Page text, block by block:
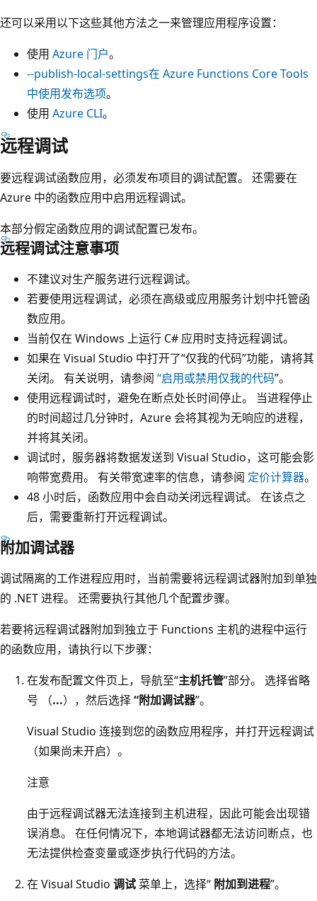
还可以采用以下这些其他方法之一来管理应用程序设置：
使用 Azure 门户。
--publish-local-settings在 Azure Functions Core Tools
中使用发布选项。
使用 Azure CLI。
远程调试
要远程调试函数应用，必须发布项目的调试配置。 还需要在
Azure 中的函数应用中启用远程调试。
本部分假定函数应用的调试配置已发布。
远程调试注意事项
不建议对生产服务进行远程调试。
若要使用远程调试，必须在高级或应用服务计划中托管函
数应用。
当前仅在 Windows 上运行 C# 应用时支持远程调试。
如果在 Visual Studio 中打开了“仅我的代码”功能，请将其
关闭。 有关说明，请参阅 “启用或禁用仅我的代码”。
使用远程调试时，避免在断点处长时间停止。 当进程停止
的时间超过几分钟时，Azure 会将其视为无响应的进程，
并将其关闭。
调试时，服务器将数据发送到 Visual Studio，这可能会影
响带宽费用。 有关带宽速率的信息，请参阅 定价计算器。
48 小时后，函数应用中会自动关闭远程调试。 在该点之
后，需要重新打开远程调试。
附加调试器
调试隔离的工作进程应用时，当前需要将远程调试器附加到单独
的 .NET 进程。 还需要执行其他几个配置步骤。
若要将远程调试器附加到独立于 Functions 主机的进程中运行
的函数应用，请执行以下步骤：
在发布配置文件页上，导航至“主机托管”部分。 选择省略
号 （...），然后选择“附加调试器”。
Visual Studio 连接到您的函数应用程序，并打开远程调试
（如果尚未开启）。
注意
由于远程调试器无法连接到主机进程，因此可能会出现错
误消息。 在任何情况下，本地调试器都无法访问断点，也
无法提供检查变量或逐步执行代码的方法。
在 Visual Studio 调试 菜单上，选择“ 附加到进程”。